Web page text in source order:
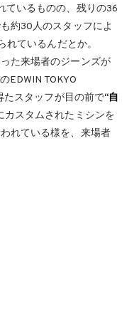
ているものの、残りの36
約30人のスタッフによ
れているんだとか。
た来場者のジーンズが
EDWIN TOKYO
たスタッフが目の前で“自
カスタムされたミシンを
れている様を、来場者